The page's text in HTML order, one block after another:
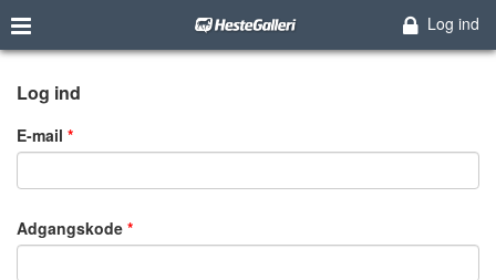
Log ind
Log ind
E-mail
Adgangskode